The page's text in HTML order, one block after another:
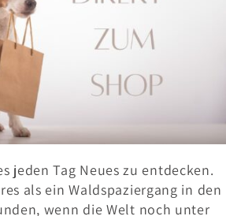
jeden Tag Neues zu entdecken.
als ein Waldspaziergang in den
wenn die Welt noch unter